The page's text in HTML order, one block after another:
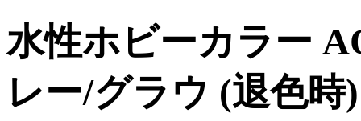
水性ホビーカラー
レー/グラウ (退色